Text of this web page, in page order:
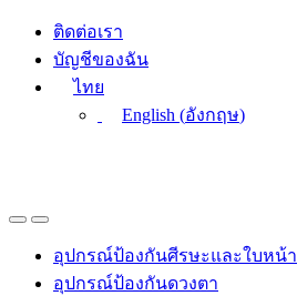
Skip
navigation
Skip
content
ติดต่อเรา
บัญชีของฉัน
ไทย
English (อังกฤษ)
อุปกรณ์ป้องกันศีรษะและใบหน้า
อุปกรณ์ป้องกันดวงตา